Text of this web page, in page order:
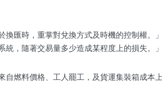
換匯時，重掌對兌換方式及時機的控制權。
統，隨著交易量多少造成某程度上的損失。」
自燃料價格、工人罷工，及貨運集裝箱成本